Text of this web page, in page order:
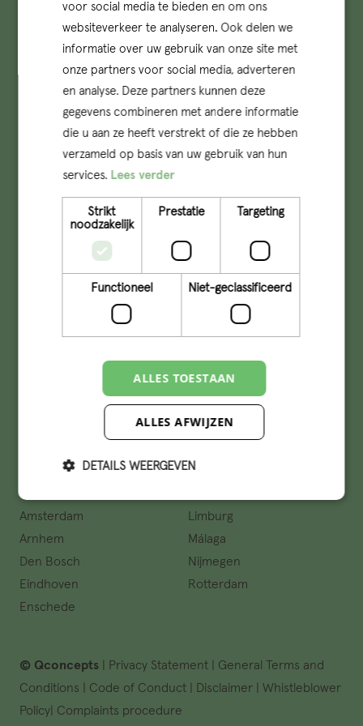
info@qconcepts.nl
+31 (0)73 – 6132510
KVK: 17277491
Follow Q on social
Students
Learning and development
Amsterdam
Arnhem
Den Bosch
Eindhoven
Enschede
Limburg
Málaga
Nijmegen
Rotterdam
© Qconcepts Privacy Statement
General Terms and
Conditions
Code of Conduct Disclaimer
Whistleblower
Policy Complaints procedure
voor social media te bieden en om ons
websiteverkeer te analyseren. Ook delen we
informatie over uw gebruik van onze site met
onze partners voor social media, adverteren
en analyse. Deze partners kunnen deze
gegevens combineren met andere informatie
die u aan ze heeft verstrekt of die ze hebben
verzameld op basis van uw gebruik van hun
services. Lees verder
Strikt
noodzakelijk
Prestatie Targeting
Functioneel Niet-geclassificeerd
ALLES TOESTAAN
ALLES AFWIJZEN
DETAILS WEERGEVEN